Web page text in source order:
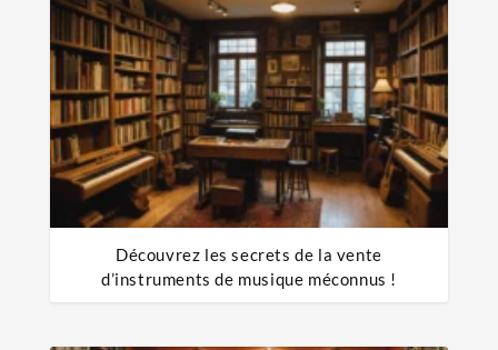
Découvrez les secrets de la vente
d’instruments de musique méconnus !